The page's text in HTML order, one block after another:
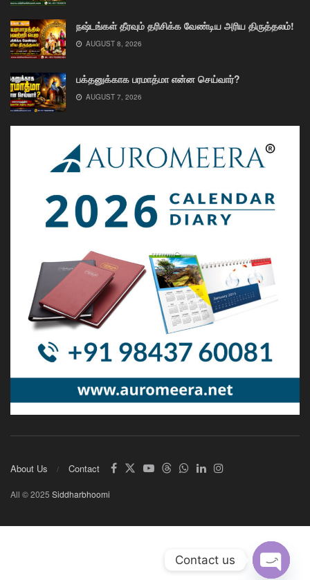
நஷ்டங்கள் தீரவும் தரிசிக்க வேண்டிய அரிய திருத்தலம்!
AUGUST 8, 2026
பக்தனுக்காக பரமாத்மா என்ன செய்வார்?
AUGUST 7, 2026
About Us Contact
All © 2025 Siddharbhoomi
Contact us